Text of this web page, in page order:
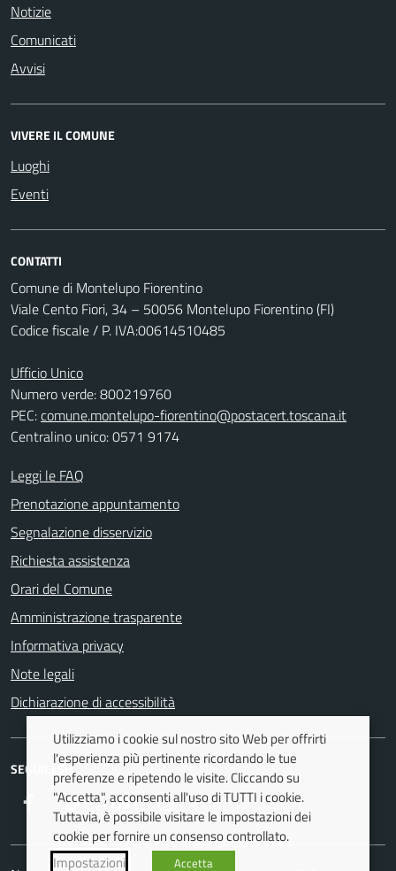
Notizie
Comunicati
Avvisi
VIVERE IL COMUNE
Luoghi
Eventi
CONTATTI
Comune di Montelupo Fiorentino
Viale Cento Fiori, 34 – 50056 Montelupo Fiorentino (FI)
Codice fiscale / P. IVA:00614510485
Ufficio Unico
Numero verde: 800219760
PEC:comune.montelupo-fiorentino@postacert.toscana.it
Centralino unico: 0571 9174
Leggi le FAQ
Prenotazione appuntamento
Segnalazione disservizio
Richiesta assistenza
Orari del Comune
Amministrazione trasparente
Informativa privacy
Note legali
Dichiarazione di accessibilità
SEGUICI SU
FacebookTwitter YoutubeInstagram
Utilizziamo i cookie sul nostro sito Web per offrirti
l'esperienza più pertinente ricordando le tue
preferenze e ripetendo le visite. Cliccando su
"Accetta", acconsenti all'uso di TUTTI i cookie.
Tuttavia, è possibile visitare le impostazioni dei
cookie per fornire un consenso controllato.
Impostazioni
Accetta